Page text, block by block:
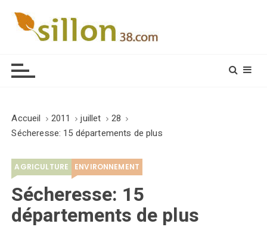
Accueil 2011 juillet
28
Sécheresse: 15 départements de plus
AGRICULTURE ENVIRONNEMENT
Sécheresse: 15
départements de plus